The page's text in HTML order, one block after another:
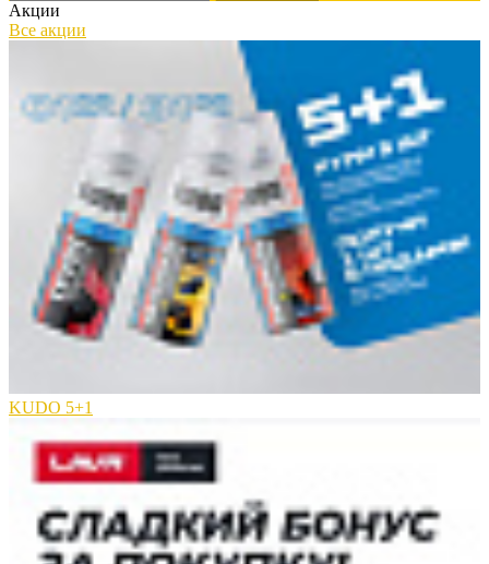
Акции
Все акции
KUDO 5+1